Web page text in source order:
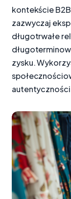
kontekście
zazwyczaj
długotrwałe
zysku.